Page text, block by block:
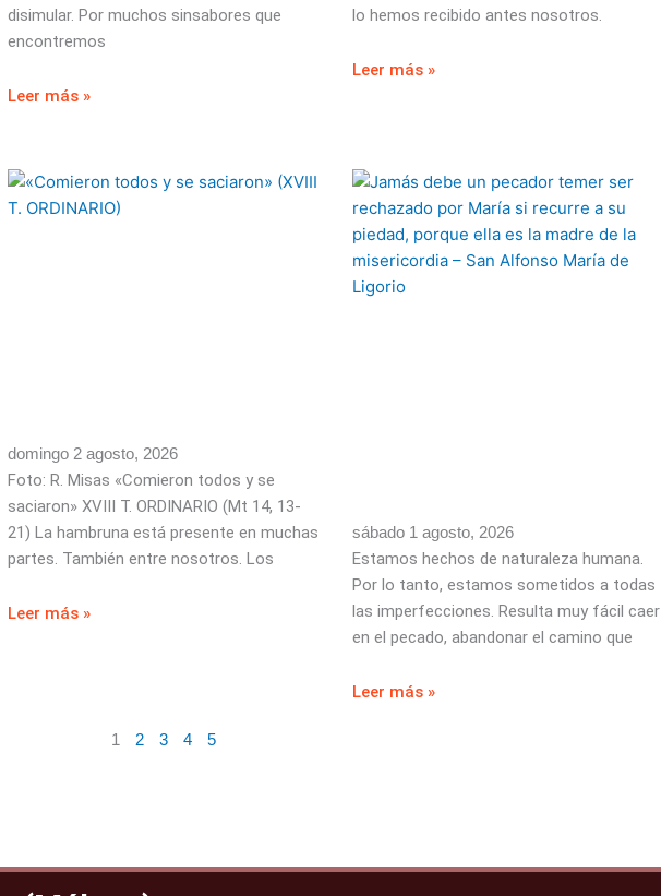
disimular. Por muchos sinsabores que
encontremos
Leer más »
lo hemos recibido antes nosotros.
Leer más »
domingo 2 agosto, 2026
Foto: R. Misas «Comieron todos y se
saciaron» XVIII T. ORDINARIO (Mt 14, 13-
21) La hambruna está presente en muchas
partes. También entre nosotros. Los
Leer más »
sábado 1 agosto, 2026
Estamos hechos de naturaleza humana.
Por lo tanto, estamos sometidos a todas
las imperfecciones. Resulta muy fácil caer
en el pecado, abandonar el camino que
Leer más »
1 2 3 4 5